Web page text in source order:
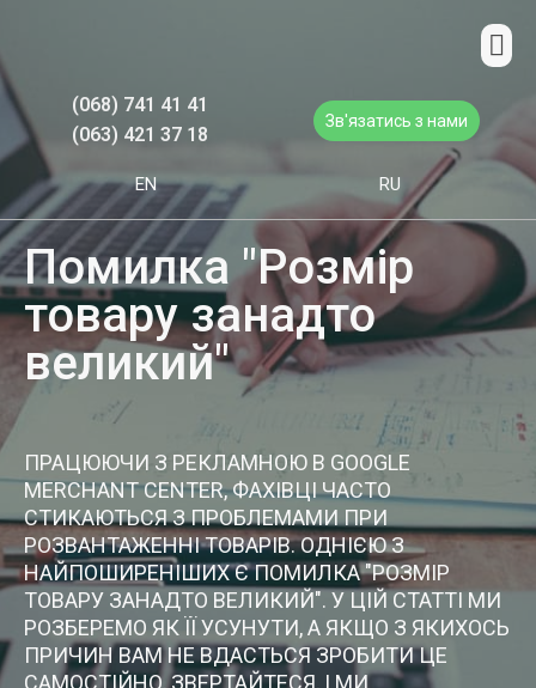
(068) 741 41 41
(063) 421 37 18
Зв'язатись з нами
EN RU
Помилка "Розмір
товару занадто
великий"
ПРАЦЮЮЧИ З РЕКЛАМНОЮ В GOOGLE
MERCHANT CENTER, ФАХІВЦІ ЧАСТО
СТИКАЮТЬСЯ З ПРОБЛЕМАМИ ПРИ
РОЗВАНТАЖЕННІ ТОВАРІВ. ОДНІЄЮ З
НАЙПОШИРЕНІШИХ Є ПОМИЛКА "РОЗМІР
ТОВАРУ ЗАНАДТО ВЕЛИКИЙ". У ЦІЙ СТАТТІ МИ
РОЗБЕРЕМО ЯК ЇЇ УСУНУТИ, А ЯКЩО З ЯКИХОСЬ
ПРИЧИН ВАМ НЕ ВДАСТЬСЯ ЗРОБИТИ ЦЕ
САМОСТІЙНО, ЗВЕРТАЙТЕСЯ, І МИ